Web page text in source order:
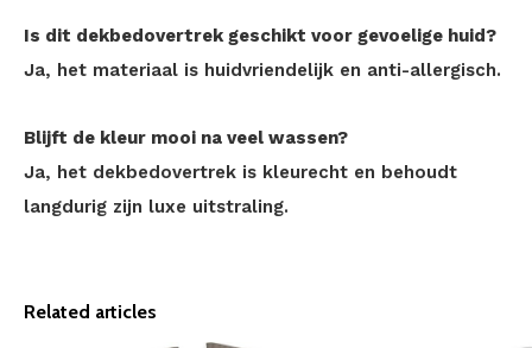
Is dit dekbedovertrek geschikt voor gevoelige huid?
Ja, het materiaal is huidvriendelijk en anti-allergisch.
Blijft de kleur mooi na veel wassen?
Ja, het dekbedovertrek is kleurecht en behoudt
langdurig zijn luxe uitstraling.
Related articles